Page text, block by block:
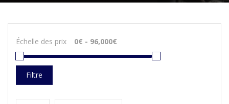
Échelle des prix
Filtre